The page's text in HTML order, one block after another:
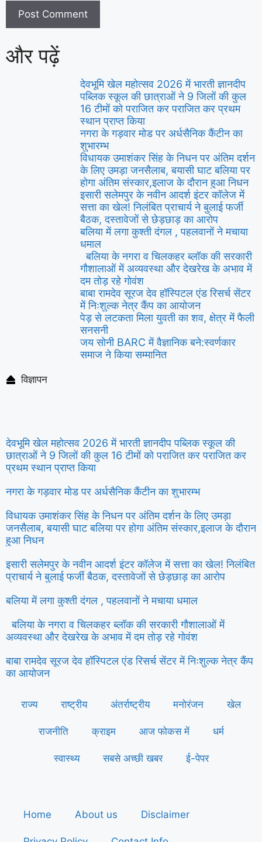
और पढ़ें
देवभूमि खेल महोत्सव 2026 में भारती ज्ञानदीप
पब्लिक स्कूल की छात्राओं ने 9 जिलों की कुल
16 टीमों को पराजित कर पराजित कर प्रथम
स्थान प्राप्त किया
नगरा के गड़वार मोड पर अर्धसैनिक कैंटीन का
शुभारम्भ
विधायक उमाशंकर सिंह के निधन पर अंतिम दर्शन
के लिए उमड़ा जनसैलाब, बयासी घाट बलिया पर
होगा अंतिम संस्कार,इलाज के दौरान हुआ निधन
इसारी सलेमपुर के नवीन आदर्श इंटर कॉलेज में
सत्ता का खेल! निलंबित प्राचार्य ने बुलाई फर्जी
बैठक, दस्तावेजों से छेड़छाड़ का आरोप
बलिया में लगा कुश्ती दंगल , पहलवानों ने मचाया
धमाल
बलिया के नगरा व चिलकहर ब्लॉक की सरकारी
गौशालाओं में अव्यवस्था और देखरेख के अभाव में
दम तोड़ रहे गोवंश
बाबा रामदेव सूरज देव हॉस्पिटल एंड रिसर्च सेंटर
में निःशुल्क नेत्र कैंप का आयोजन
पेड़ से लटकता मिला युवती का शव, क्षेत्र में फैली
सनसनी
जय सोनी BARC में वैज्ञानिक बने:स्वर्णकार
समाज ने किया सम्मानित
विज्ञापन
देवभूमि खेल महोत्सव 2026 में भारती ज्ञानदीप पब्लिक स्कूल की
छात्राओं ने 9 जिलों की कुल 16 टीमों को पराजित कर पराजित कर
प्रथम स्थान प्राप्त किया
नगरा के गड़वार मोड पर अर्धसैनिक कैंटीन का शुभारम्भ
विधायक उमाशंकर सिंह के निधन पर अंतिम दर्शन के लिए उमड़ा
जनसैलाब, बयासी घाट बलिया पर होगा अंतिम संस्कार,इलाज के दौरान
हुआ निधन
इसारी सलेमपुर के नवीन आदर्श इंटर कॉलेज में सत्ता का खेल! निलंबित
प्राचार्य ने बुलाई फर्जी बैठक, दस्तावेजों से छेड़छाड़ का आरोप
बलिया में लगा कुश्ती दंगल , पहलवानों ने मचाया धमाल
बलिया के नगरा व चिलकहर ब्लॉक की सरकारी गौशालाओं में
अव्यवस्था और देखरेख के अभाव में दम तोड़ रहे गोवंश
बाबा रामदेव सूरज देव हॉस्पिटल एंड रिसर्च सेंटर में निःशुल्क नेत्र कैंप
का आयोजन
राज्य राष्ट्रीय अंतर्राष्ट्रीय मनोरंजन खेल
राजनीति क्राइम आज फोकस में धर्म
स्वास्थ्य सबसे अच्छी खबर ई-पेपर
Home About us Disclaimer